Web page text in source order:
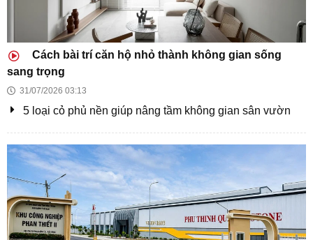
TPHCM khởi công 8 dự án trọng điểm tổng vốn hơn
253.000 tỷ đồng